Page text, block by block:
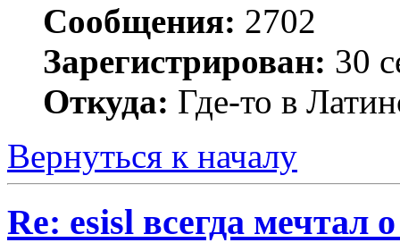
Сообщения: 2702
Зарегистрирован: 30
Откуда: Где-то в
Вернуться к началу
Re: esisl всегда мечтал